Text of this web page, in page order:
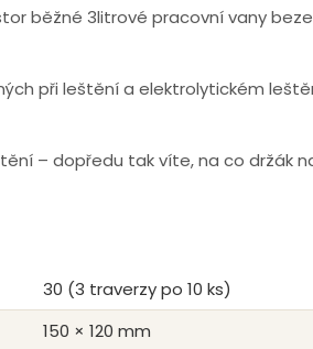
běžné 3litrové pracovní vany
při leštění a elektrolytickém
– dopředu tak víte, na co držák
30 (3 traverzy po 10 ks)
150 × 120 mm